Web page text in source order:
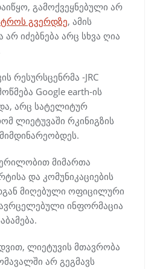
გამოქვეყნებული არ
გვერდზე, ამის
არ იძებნება არც სხვა ღია
რესურსცენრმა -JRC
Google earth-ის
არც სატელიტურ
ლიეტუვაში რკინიგზის
მიმართა
და კომუნიკაციების
მიღებული ოფიცილური
ინფორმაცია
ლიეტუვის მთავრობა
არ გეგმავს